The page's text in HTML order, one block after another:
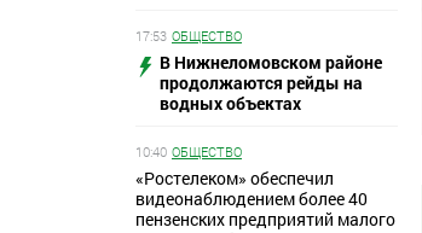
17:53 ОБЩЕСТВО
В Нижнеломовском районе
продолжаются рейды на
водных объектах
10:40 ОБЩЕСТВО
«Ростелеком» обеспечил
видеонаблюдением более 40
пензенских предприятий малого